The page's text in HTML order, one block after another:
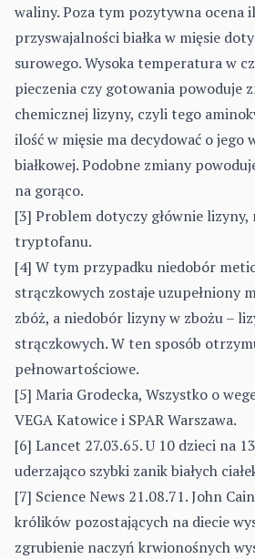
waliny. Poza tym pozytywna ocena
przyswajalności białka w mięsie
surowego. Wysoka temperatura w
pieczenia czy gotowania powoduje
chemicznej lizyny, czyli tego
ilość w mięsie ma decydować o jego
białkowej. Podobne zmiany
na gorąco.
[3] Problem dotyczy głównie lizyny,
tryptofanu.
[4] W tym przypadku niedobór
strączkowych zostaje uzupełniony
zbóż, a niedobór lizyny w zbożu –
strączkowych. W ten sposób
pełnowartościowe.
[5] Maria Grodecka, Wszystko o
VEGA Katowice i SPAR Warszawa.
[6] Lancet 27.03.65. U 10 dzieci na
uderzająco szybki zanik białych
[7] Science News 21.08.71. John
królików pozostających na diecie
zgrubienie naczyń krwionośnych